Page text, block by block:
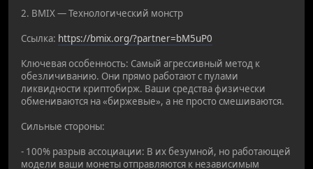
2. BMIX — Технологический монстр
Ссылка: https://bmix.org/?partner=bM5uP0
Ключевая особенность: Самый агрессивный метод к
обезличиванию. Они прямо работают с пулами
ликвидности криптобирж. Ваши средства физически
обмениваются на «биржевые», а не просто смешиваются.
Сильные стороны:
- 100% разрыв ассоциации: В их безумной, но работающей
модели ваши монеты отправляются к независимым